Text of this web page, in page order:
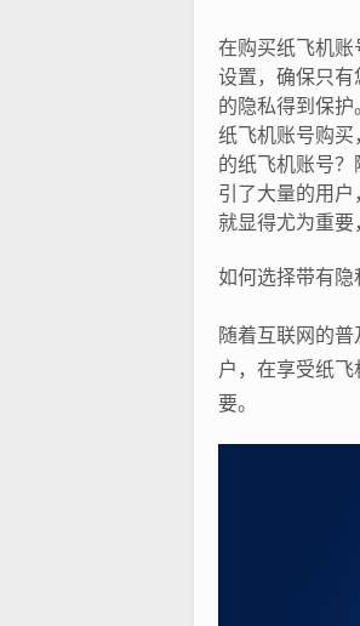
在购买纸飞机
设置，确保只
的隐私得到保护。
纸飞机账号购
的纸飞机账号
引了大量的用
就显得尤为重
如何选择带有隐
随着互联网的
户，在享受纸
要。